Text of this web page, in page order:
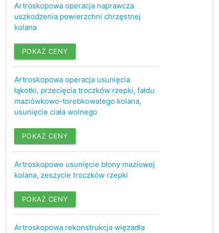
Artroskopowa operacja naprawcza
uszkodzenia powierzchni chrzęstnej
kolana
POKAŻ CENY
Artroskopowa operacja usunięcia
łąkotki, przecięcia troczków rzepki, fałdu
maziówkowo-torebkowatego kolana,
usunięcie ciała wolnego
POKAŻ CENY
Artroskopowe usunięcie błony maziowej
kolana, zeszycie troczków rzepki
POKAŻ CENY
Artroskopowa rekonstrukcja więzadła